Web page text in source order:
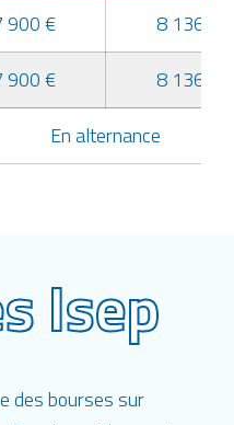
900 €
8 136 €
900 €
8 136 €
En alternance
Isep
des bourses sur